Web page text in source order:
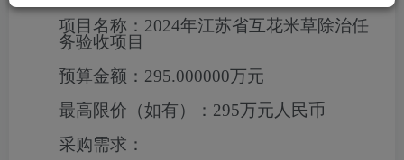
项目名称： 2024年江苏省互花米草除治任
务验收项目
预算金额： 295.000000万元
最高限价（如有）： 295万元人民币
采购需求：